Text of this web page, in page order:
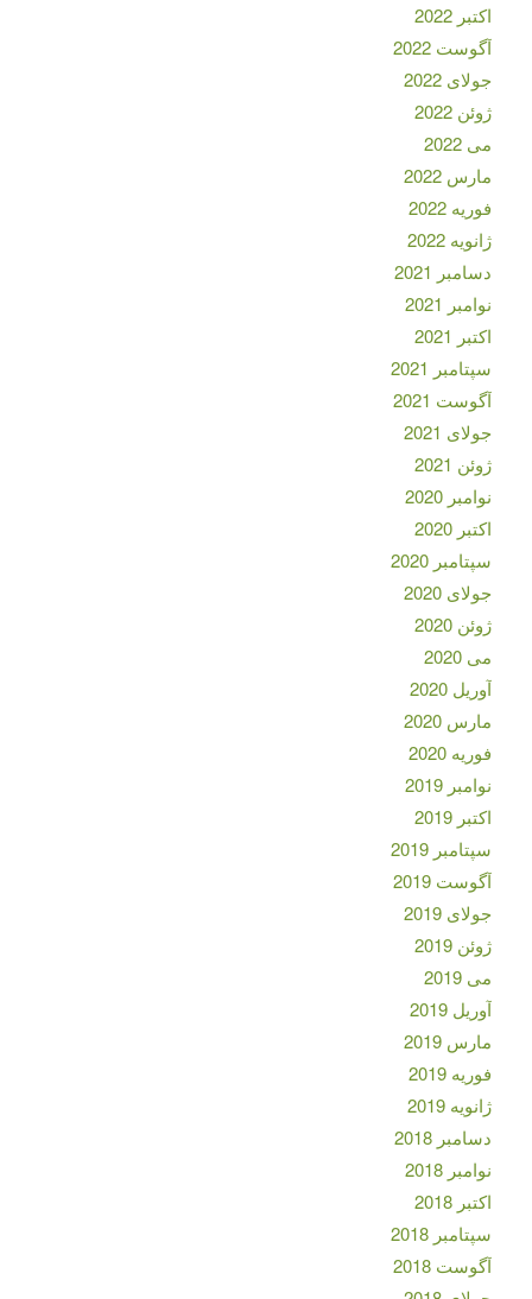
اکتبر 2022
آگوست 2022
جولای 2022
ژوئن 2022
می 2022
مارس 2022
فوریه 2022
ژانویه 2022
دسامبر 2021
نوامبر 2021
اکتبر 2021
سپتامبر 2021
آگوست 2021
جولای 2021
ژوئن 2021
نوامبر 2020
اکتبر 2020
سپتامبر 2020
جولای 2020
ژوئن 2020
می 2020
آوریل 2020
مارس 2020
فوریه 2020
نوامبر 2019
اکتبر 2019
سپتامبر 2019
آگوست 2019
جولای 2019
ژوئن 2019
می 2019
آوریل 2019
مارس 2019
فوریه 2019
ژانویه 2019
دسامبر 2018
نوامبر 2018
اکتبر 2018
سپتامبر 2018
آگوست 2018